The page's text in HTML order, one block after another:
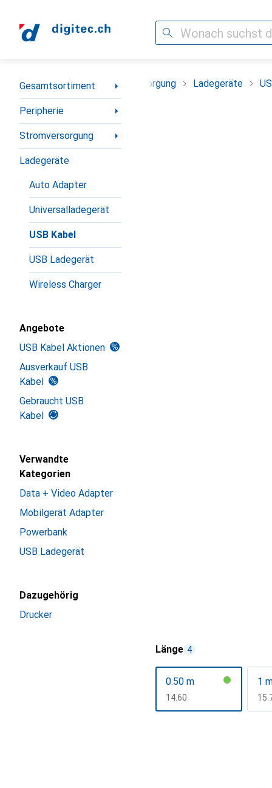
Suche
Navigation nach Kategorien
Gesamtsortiment
Peripherie
Stromversorgung
Ladegeräte
Auto Adapter
Universalladegerät
USB Kabel
USB Ladegerät
Wireless Charger
Angebote
USB Kabel Aktionen
Ausverkauf USB
Kabel
Gebraucht USB
Kabel
Verwandte
Kategorien
Data + Video Adapter
Mobilgerät Adapter
Powerbank
USB Ladegerät
Dazugehörig
Drucker
Peripherie Stromversorgung Ladegeräte
Länge 4
0.50 m
CHF
14.60
1
CHF